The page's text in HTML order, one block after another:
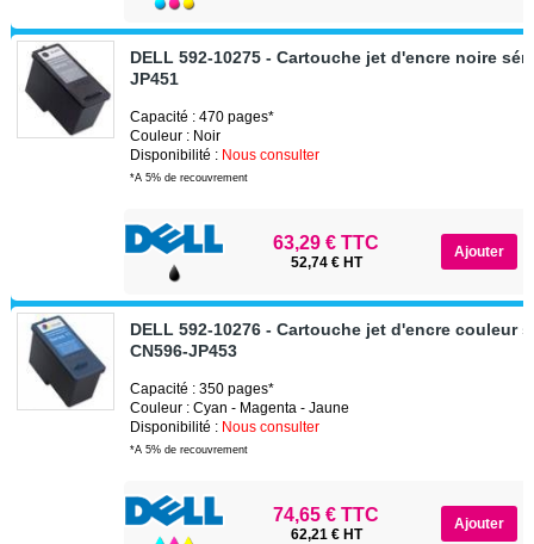
DELL 592-10275 - Cartouche jet d'encre noire
JP451
Capacité : 470 pages*
Couleur : Noir
Disponibilité : Nous consulter
*A 5% de recouvrement
63,29 € TTC
52,74 € HT
DELL 592-10276 - Cartouche jet d'encre couleur
CN596-JP453
Capacité : 350 pages*
Couleur : Cyan - Magenta - Jaune
Disponibilité : Nous consulter
*A 5% de recouvrement
74,65 € TTC
62,21 € HT